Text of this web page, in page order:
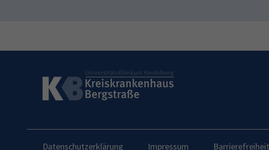
Datenschutzerklärung Impressum Barrierefreiheit